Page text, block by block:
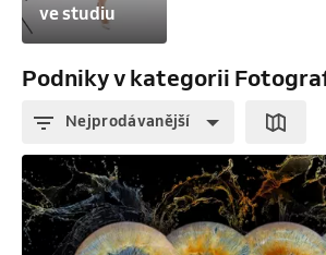
ve studiu
Podniky v kategorii
Nejprodávanější